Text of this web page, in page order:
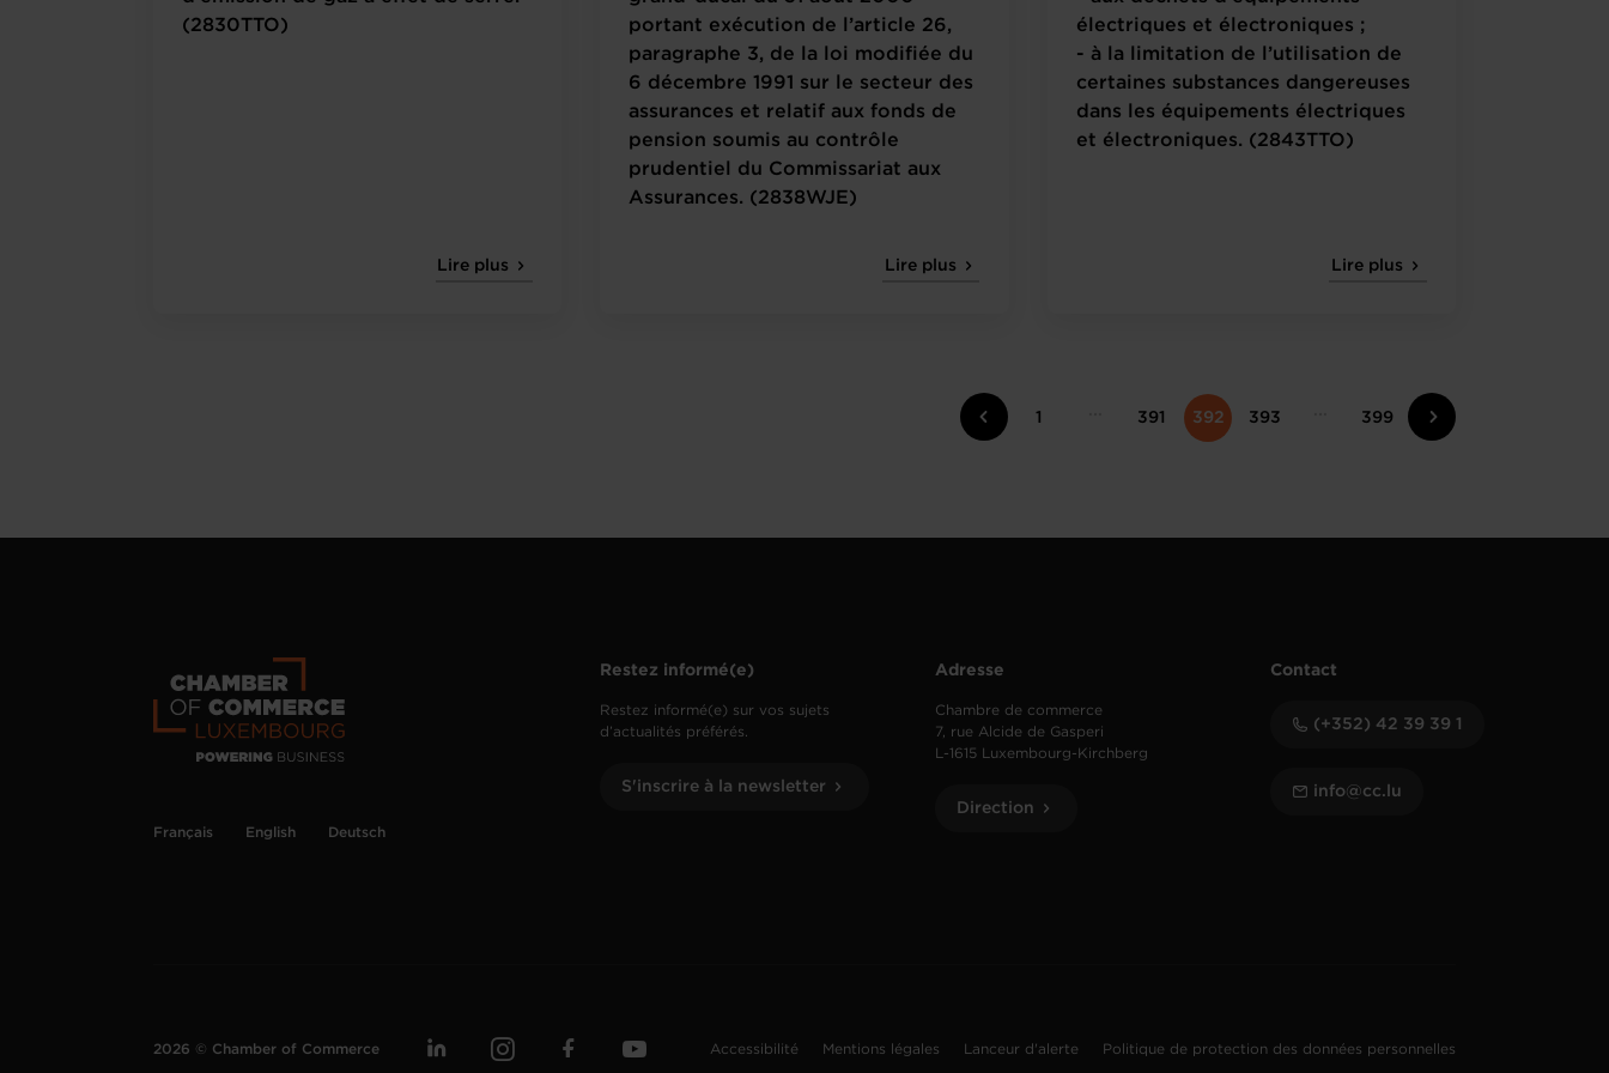
(2830TTO)
Lire plus
portant exécution de l’article 26,
paragraphe 3, de la loi modifiée du
6 décembre 1991 sur le secteur des
assurances et relatif aux fonds de
pension soumis au contrôle
prudentiel du Commissariat aux
Assurances. (2838WJE)
Lire plus
électriques et électroniques ;
- à la limitation de l’utilisation de
certaines substances dangereuses
dans les équipements électriques
et électroniques. (2843TTO)
Lire plus
1 391 392 393 399
Français English Deutsch
Restez informé(e)
Restez informé(e) sur vos sujets
d’actualités préférés.
S'inscrire à la newsletter
Adresse
Chambre de commerce
7, rue Alcide de Gasperi
L-1615 Luxembourg-Kirchberg
Direction
Contact
(+352) 42 39 39 1
info@cc.lu
2026 © Chamber of Commerce Accessibilité Mentions légales Lanceur d'alerte Politique de protection des données personnelles